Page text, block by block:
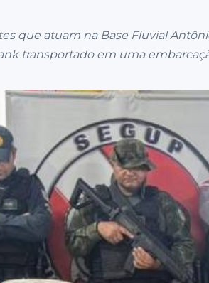
que atuam na Base Fluvial
transportado em uma